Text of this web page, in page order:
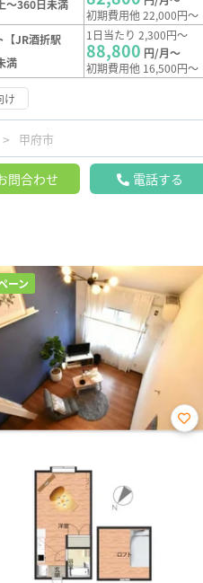
～360日未満
初期費用他 22,000円～
【JR酒折駅
満
1日当たり 2,300円～
88,800 円/月～
初期費用他 16,500円～
け
甲府市
問合わせ 電話する
ーン
お気